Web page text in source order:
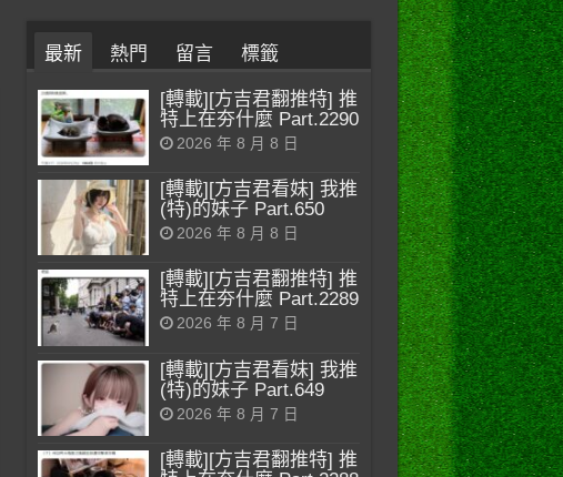
最新 熱門 留言 標籤
[轉載][方吉君翻推特] 推
特上在夯什麼 Part.2290
2026 年 8 月 8 日
[轉載][方吉君看妹] 我推
(特)的妹子 Part.650
2026 年 8 月 8 日
[轉載][方吉君翻推特] 推
特上在夯什麼 Part.2289
2026 年 8 月 7 日
[轉載][方吉君看妹] 我推
(特)的妹子 Part.649
2026 年 8 月 7 日
[轉載][方吉君翻推特] 推